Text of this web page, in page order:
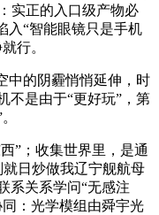
实正的入口级产物必
入“智能眼镜只是手机
行。
的阴霾悄悄延伸，时
不是由于“更好玩”，第
”；收集世界里，是通
日炒做我辽宁舰航母
系关系学问“无感注
：光学模组由舜宇光